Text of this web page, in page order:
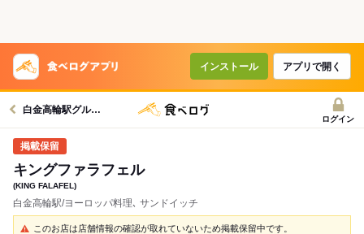
インストール アプリで開く
白金高輪駅グルメへ
ログイン
キングファラフェル
(KING FALAFEL)
白金高輪駅/ヨーロッパ料理､ サンドイッチ
このお店は店舗情報の確認が取れていないため掲載保留中です。